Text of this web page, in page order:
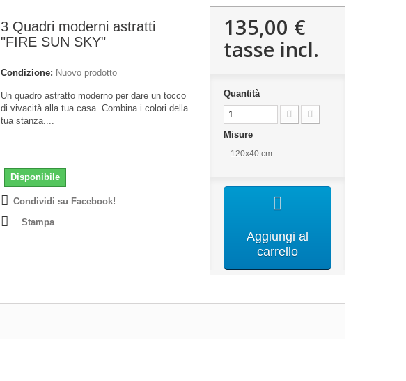
3 Quadri moderni astratti
"FIRE SUN SKY"
Condizione: Nuovo prodotto
Un quadro astratto moderno per dare un tocco
di vivacità alla tua casa. Combina i colori della
tua stanza....
Disponibile
Condividi su Facebook!
Stampa
135,00 €
tasse incl.
Quantità
Misure
120x40 cm
Aggiungi al
carrello